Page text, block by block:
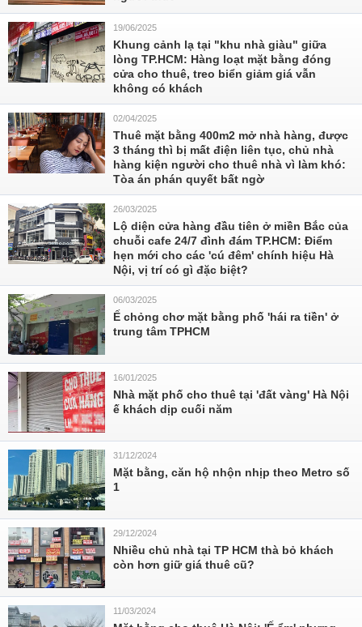
19/06/2025
Khung cảnh lạ tại "khu nhà giàu" giữa
lòng TP.HCM: Hàng loạt mặt bằng đóng
cửa cho thuê, treo biển giảm giá vẫn
không có khách
02/04/2025
Thuê mặt bằng 400m2 mở nhà hàng, được
3 tháng thì bị mất điện liên tục, chủ nhà
hàng kiện người cho thuê nhà vì làm khó:
Tòa án phán quyết bất ngờ
26/03/2025
Lộ diện cửa hàng đầu tiên ở miền Bắc của
chuỗi cafe 24/7 đình đám TP.HCM: Điểm
hẹn mới cho các 'cú đêm' chính hiệu Hà
Nội, vị trí có gì đặc biệt?
06/03/2025
Ế chỏng chơ mặt bằng phố 'hái ra tiền' ở
trung tâm TPHCM
16/01/2025
Nhà mặt phố cho thuê tại 'đất vàng' Hà Nội
ế khách dịp cuối năm
31/12/2024
Mặt bằng, căn hộ nhộn nhịp theo Metro số
1
29/12/2024
Nhiều chủ nhà tại TP HCM thà bỏ khách
còn hơn giữ giá thuê cũ?
11/03/2024